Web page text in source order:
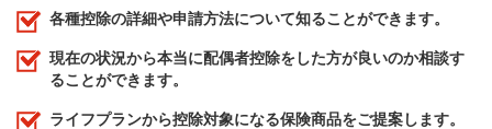
各種控除の詳細や申請方法について知ることができます。
現在の状況から本当に配偶者控除をした方が良いのか相談す
ることができます。
ライフプランから控除対象になる保険商品をご提案します。